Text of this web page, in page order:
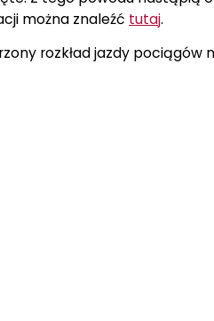
można znaleźć tutaj.
rozkład jazdy pociągów